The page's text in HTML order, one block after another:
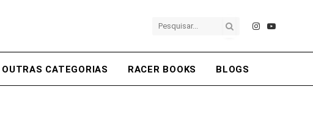
Instagram
YouTube
OUTRAS CATEGORIAS RACER BOOKS BLOGS